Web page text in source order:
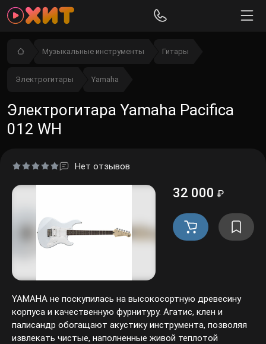
Музыкальные инструменты Гитары
Электрогитары Yamaha
Электрогитара Yamaha Pacifica
012 WH
Нет отзывов
32 000 ₽
YAMAHA не поскупилась на высокосортную древесину
корпуса и качественную фурнитуру. Агатис, клен и
палисандр обогащают акустику инструмента, позволяя
извлекать чистые, наполненные живой теплотой